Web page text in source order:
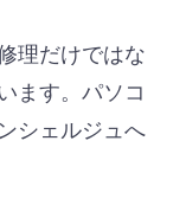
理だけではな
ます。パソコ
シェルジュへ